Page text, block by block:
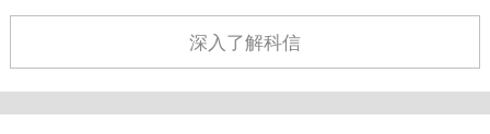
深入了解科信